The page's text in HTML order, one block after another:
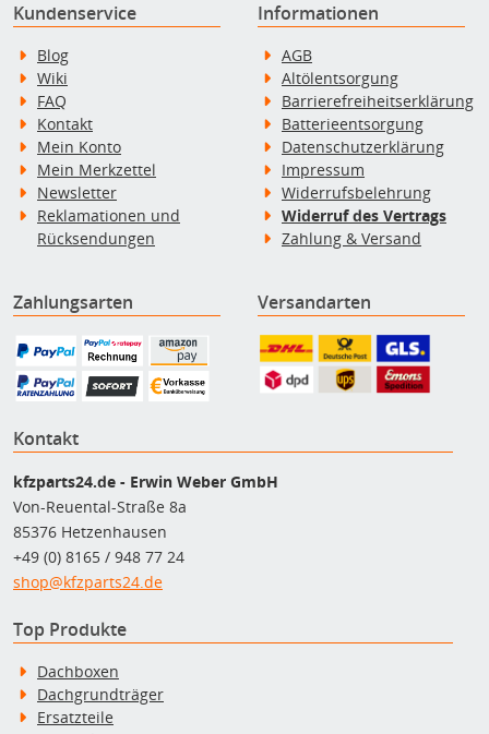
Kundenservice
Blog
Wiki
FAQ
Kontakt
Mein Konto
Mein Merkzettel
Newsletter
Reklamationen und
Rücksendungen
Informationen
AGB
Altölentsorgung
Barrierefreiheitserklärung
Batterieentsorgung
Datenschutzerklärung
Impressum
Widerrufsbelehrung
Widerruf des Vertrags
Zahlung & Versand
Zahlungsarten Versandarten
Kontakt
kfzparts24.de - Erwin Weber GmbH
Von-Reuental-Straße 8a
85376 Hetzenhausen
+49 (0) 8165 / 948 77 24
shop@kfzparts24.de
Top Produkte
Dachboxen
Dachgrundträger
Ersatzteile